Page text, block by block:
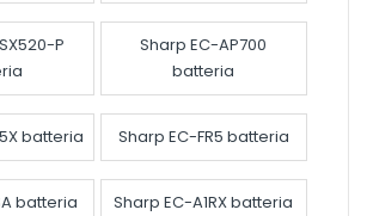
P
Sharp EC-AP700
batteria
batteria Sharp EC-FR5 batteria
batteria Sharp EC-A1RX batteria